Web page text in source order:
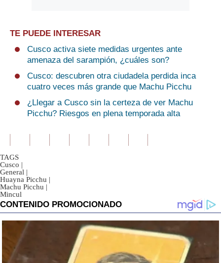
TE PUEDE INTERESAR
Cusco activa siete medidas urgentes ante
amenaza del sarampión, ¿cuáles son?
Cusco: descubren otra ciudadela perdida inca
cuatro veces más grande que Machu Picchu
¿Llegar a Cusco sin la certeza de ver Machu
Picchu? Riesgos en plena temporada alta
TAGS
Cusco |
General |
Huayna Picchu |
Machu Picchu |
Mincul